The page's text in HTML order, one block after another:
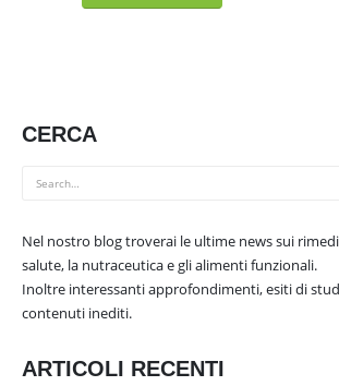
CERCA
Nel nostro blog troverai le ultime news sui
salute, la nutraceutica e gli alimenti funzionali.
Inoltre interessanti approfondimenti, esiti di
contenuti inediti.
ARTICOLI RECENTI